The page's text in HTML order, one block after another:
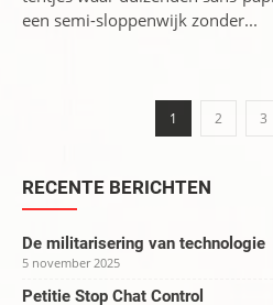
een semi-sloppenwijk zonder...
1 2 3
RECENTE BERICHTEN
De militarisering van technologie
5 november 2025
Petitie Stop Chat Control